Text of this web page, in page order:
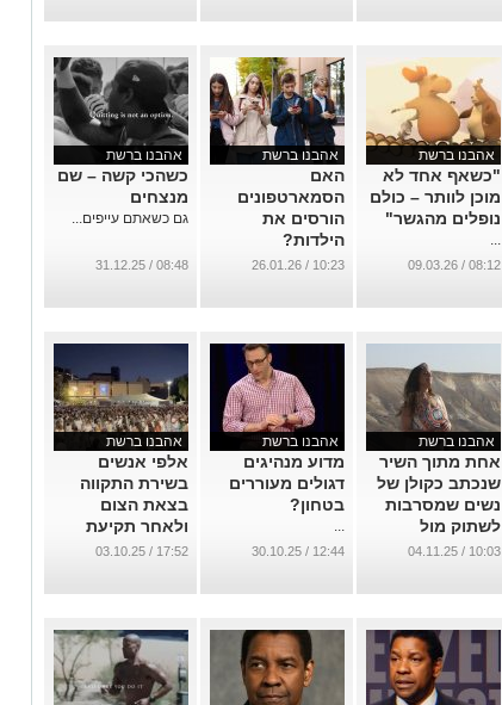
...
אהבנו ברשת
"כשאף אחד לא
מוכן לוותר – כולם
נופלים מהגשר"
...
08:12 / 09.03.26
אהבנו ברשת
האם
הסמארטפונים
הורסים את
הילדות?
...
10:23 / 26.01.26
אהבנו ברשת
כשהכי קשה – שם
מנצחים
גם כשאתם עייפים...
08:48 / 31.12.25
אהבנו ברשת
אחת מתוך השיר
שנכתב כקולן של
נשים שמסרבות
לשתוק מול
האלימות
10:03 / 04.11.25
אהבנו ברשת
מדוע מנהיגים
דגולים מעוררים
בטחון?
...
12:44 / 30.10.25
אהבנו ברשת
אלפי אנשים
בשירת התקווה
בצאת הצום
ולאחר תקיעת
השופר בכיכר
...
17:52 / 03.10.25